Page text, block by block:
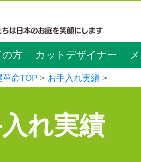
方 カットデザイナー
革命TOP お手入れ実績
れ実績